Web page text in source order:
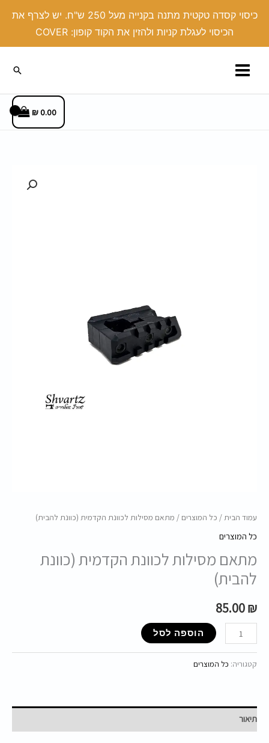
כיסוי קסדה טקטית מתנה בקנייה מעל 250 ש"ח. יש לצרף את
הכיסוי לעגלת קניות ולהזין את הקוד קופון: COVER
חיפוש
0.00
₪
עמוד הבית/ כל המוצרים / מתאם מסילות לכוונת הקדמית (כוונת להבית)
כל המוצרים
מתאם מסילות לכוונת הקדמית (כוונת
להבית)
85.00₪
הוספה לסל
קטגוריה: כל המוצרים
תיאור